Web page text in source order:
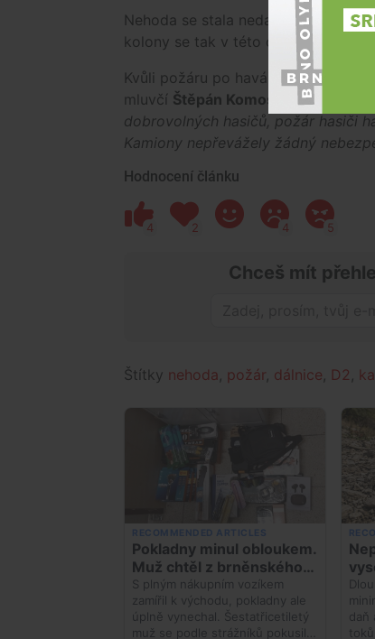
Nehoda se stala nedaleko místa,
kolony se tak v této oblasti tvoří i za
Kvůli požáru po havárii hasiči
mluvčí Štěpán Komosný
„Na
dobrovolných hasičů, požár hasiči
Kamiony nepřevážely žádný
Hodnocení článku
4 2 4 5
Chceš mít
Štítky nehoda požár dálnice D2